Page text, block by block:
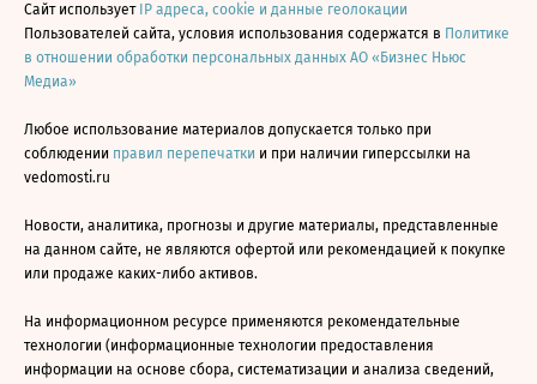
Сайт использует IP адреса, cookie и данные геолокации
Пользователей сайта, условия использования содержатся в Политике
в отношении обработки персональных данных АО «Бизнес Ньюс
Медиа»
Любое использование материалов допускается только при
соблюдении правил перепечатки и при наличии гиперссылки на
vedomosti.ru
Новости, аналитика, прогнозы и другие материалы, представленные
на данном сайте, не являются офертой или рекомендацией к покупке
или продаже каких-либо активов.
На информационном ресурсе применяются рекомендательные
технологии (информационные технологии предоставления
информации на основе сбора, систематизации и анализа сведений,